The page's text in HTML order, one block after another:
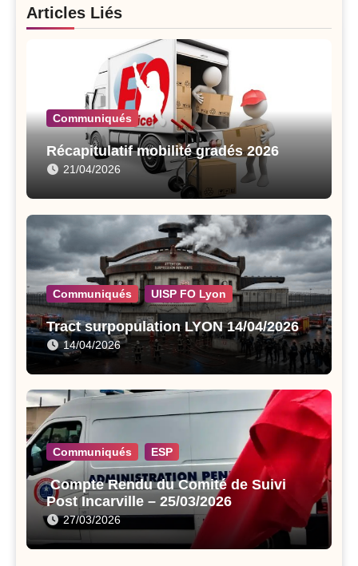
Articles Liés
Communiqués
Récapitulatif mobilité gradés 2026
21/04/2026
Communiqués UISP FO Lyon
Tract surpopulation LYON 14/04/2026
14/04/2026
Communiqués ESP
Compte Rendu du Comité de Suivi
Post Incarville – 25/03/2026
27/03/2026